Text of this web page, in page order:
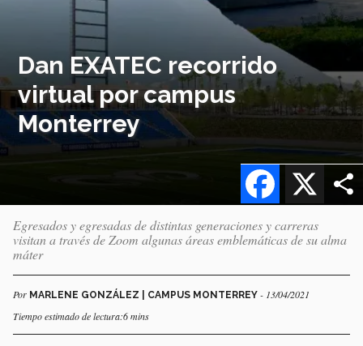
Dan EXATEC recorrido
virtual por campus
Monterrey
X
Facebook
Egresados y egresadas de distintas generaciones y carreras
visitan a través de Zoom algunas áreas emblemáticas de su alma
máter
Por MARLENE GONZÁLEZ | CAMPUS MONTERREY - 13/04/2021
Tiempo estimado de lectura:6 mins